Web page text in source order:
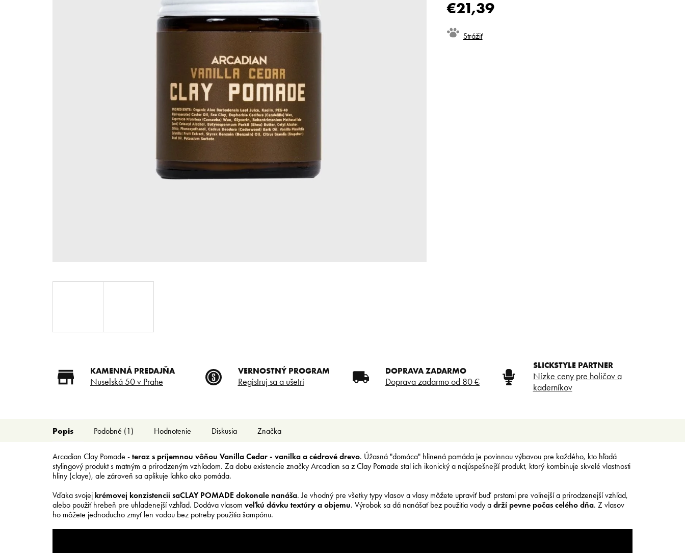
€21,39
Jednotková
cena:Strážiť
KAMENNÁ PREDAJŇA
Nuselská 50 v Prahe
VERNOSTNÝ PROGRAM
Registruj sa a ušetri
DOPRAVA ZADARMO
Doprava zadarmo od 80 €
SLICKSTYLE PARTNER
Nízke ceny pre holičov a
kaderníkov
Popis Podobné (1) Hodnotenie Diskusia Značka
Arcadian Clay Pomade - teraz s príjemnou vôňou Vanilla Cedar - vanilka a cédrové drevo. Úžasná "domáca" hlinená pomáda je povinnou výbavou pre každého, kto hľadá
stylingový produkt s matným a prirodzeným vzhľadom. Za dobu existencie značky Arcadian sa z Clay Pomade stal ich ikonický a najúspešnejší produkt, ktorý kombinuje skvelé vlastnosti
hliny (claye), ale zároveň sa aplikuje ľahko ako pomáda.
Vďaka svojej krémovej konzistencii saCLAY POMADE dokonale nanáša. Je vhodný pre všetky typy vlasov a vlasy môžete upraviť buď prstami pre voľnejší a prirodzenejší vzhľad,
alebo použiť hrebeň pre uhladenejší vzhľad. Dodáva vlasom veľkú dávku textúry a objemu. Výrobok sa dá nanášať bez použitia vody a drží pevne počas celého dňa. Z vlasov
ho môžete jednoducho zmyť len vodou bez potreby použitia šampónu.